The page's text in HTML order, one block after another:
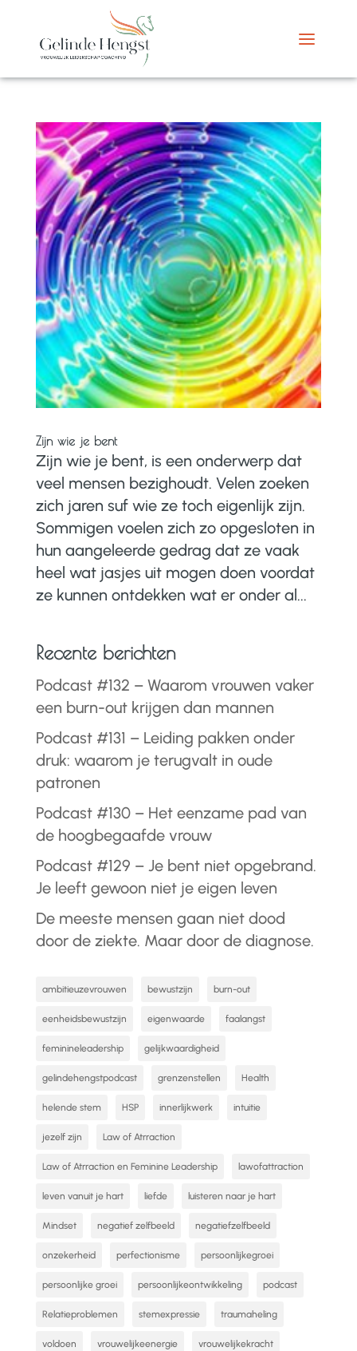
Zijn wie je bent
Zijn wie je bent, is een onderwerp dat
veel mensen bezighoudt. Velen zoeken
zich jaren suf wie ze toch eigenlijk zijn.
Sommigen voelen zich zo opgesloten in
hun aangeleerde gedrag dat ze vaak
heel wat jasjes uit mogen doen voordat
ze kunnen ontdekken wat er onder al...
Recente berichten
Podcast #132 – Waarom vrouwen vaker
een burn-out krijgen dan mannen
Podcast #131 – Leiding pakken onder
druk: waarom je terugvalt in oude
patronen
Podcast #130 – Het eenzame pad van
de hoogbegaafde vrouw
Podcast #129 – Je bent niet opgebrand.
Je leeft gewoon niet je eigen leven
De meeste mensen gaan niet dood
door de ziekte. Maar door de diagnose.
ambitieuzevrouwen bewustzijn burn-out
eenheidsbewustzijn eigenwaarde faalangst
feminineleadership gelijkwaardigheid
gelindehengstpodcast grenzenstellen Health
helende stem HSP innerlijkwerk intuitie
jezelf zijn Law of Atrraction
Law of Atrraction en Feminine Leadership lawofattraction
leven vanuit je hart liefde luisteren naar je hart
Mindset negatief zelfbeeld negatiefzelfbeeld
onzekerheid perfectionisme persoonlijkegroei
persoonlijke groei persoonlijkeontwikkeling podcast
Relatieproblemen stemexpressie traumaheling
voldoen vrouwelijkeenergie vrouwelijkekracht